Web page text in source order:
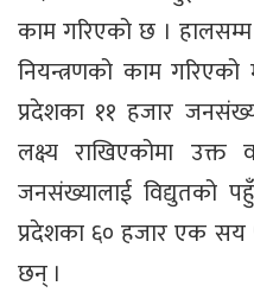
काम गरिएको छ । हालसम्म
नियन्त्रणको काम
प्रदेशका ११ हजार
लक्ष्य राखिएकोमा
जनसंख्यालाई विद्युतको
प्रदेशका ६० हजार एक सय
छन् ।